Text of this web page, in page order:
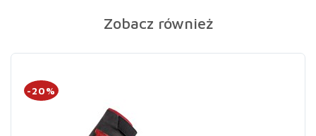
Zobacz również
-20%